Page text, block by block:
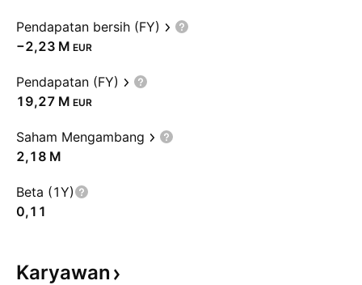
Pendapatan bersih (FY)
‪−2,23 M‬ EUR
Pendapatan (FY)
‪19,27 M‬ EUR
Saham Mengambang
‪2,18 M‬
Beta (1Y)
0,11
Karyawan